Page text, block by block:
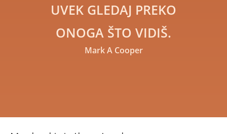
UVEK GLEDAJ PREKO
ONOGA ŠTO VIDIŠ.
Mark A Cooper